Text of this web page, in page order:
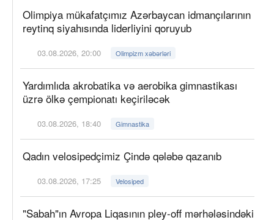
Olimpiya mükafatçımız Azərbaycan idmançılarının
reytinq siyahısında liderliyini qoruyub
03.08.2026, 20:00 Olimpizm xəbərləri
Yardımlıda akrobatika və aerobika gimnastikası
üzrə ölkə çempionatı keçiriləcək
03.08.2026, 18:40 Gimnastika
Qadın velosipedçimiz Çində qələbə qazanıb
03.08.2026, 17:25 Velosiped
"Sabah"ın Avropa Liqasının pley-off mərhələsindəki